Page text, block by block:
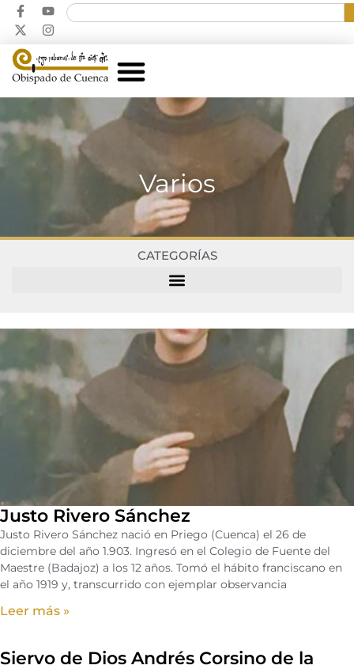
Varios
CATEGORÍAS
Justo Rivero Sánchez
Justo Rivero Sánchez nació en Priego (Cuenca) el 26 de
diciembre del año 1.903. Ingresó en el Colegio de Fuente del
Maestre (Badajoz) a los 12 años. Tomó el hábito franciscano en
el año 1919 y, transcurrido con ejemplar observancia
Leer más »
Siervo de Dios Andrés Corsino de la